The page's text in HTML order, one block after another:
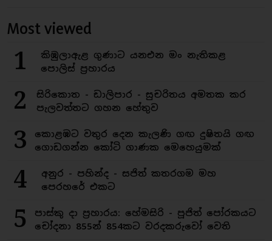
Most viewed
1
කිඹුලාඇළ ගුණාට යනඑන මං නැතිකළ
පොලිස් ප්‍රහාරය
2
සිරිකොත - ඩාලිපාර - සුචරිතය අමතක කර
පැලවත්තට ගහන හේතුව
3
කොළඹට වතුර දෙන කැලණි ගඟ දුෂිතයි ගඟ
ගොඩගන්න කෝටි ගාණක මෙහෙයුමක්
4
අනුර - පහින්ද - සජිත් කතරගම මහ
පෙරහරේ එකට
5
පාස්කු දා ප්‍රහාරය: හේමසිරි - පූජිත් පෝරකයට
චෝදනා 855න් 854කට වරදකරුවෝ වෙති